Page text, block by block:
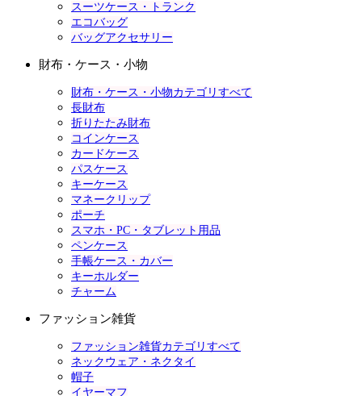
スーツケース・トランク
エコバッグ
バッグアクセサリー
財布・ケース・小物
財布・ケース・小物カテゴリすべて
長財布
折りたたみ財布
コインケース
カードケース
パスケース
キーケース
マネークリップ
ポーチ
スマホ・PC・タブレット用品
ペンケース
手帳ケース・カバー
キーホルダー
チャーム
ファッション雑貨
ファッション雑貨カテゴリすべて
ネックウェア・ネクタイ
帽子
イヤーマフ